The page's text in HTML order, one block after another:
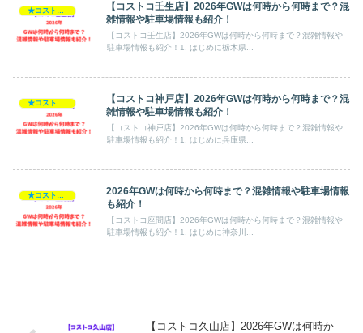
★コストコ・2026GW
【コストコ壬生店】2026年GWは何時から何時まで？混
雑情報や駐車場情報も紹介！
【コストコ壬生店】2026年GWは何時から何時まで？混雑情報や
駐車場情報も紹介！1. はじめに栃木県...
★コストコ・2026GW
【コストコ神戸店】2026年GWは何時から何時まで？混
雑情報や駐車場情報も紹介！
【コストコ神戸店】2026年GWは何時から何時まで？混雑情報や
駐車場情報も紹介！1. はじめに兵庫県...
2026年GWは何時から何時まで？混雑情報や駐車場情報
も紹介！
【コストコ座間店】2026年GWは何時から何時まで？混雑情報や
駐車場情報も紹介！1. はじめに神奈川...
【コストコ久山店】2026年GWは何時か